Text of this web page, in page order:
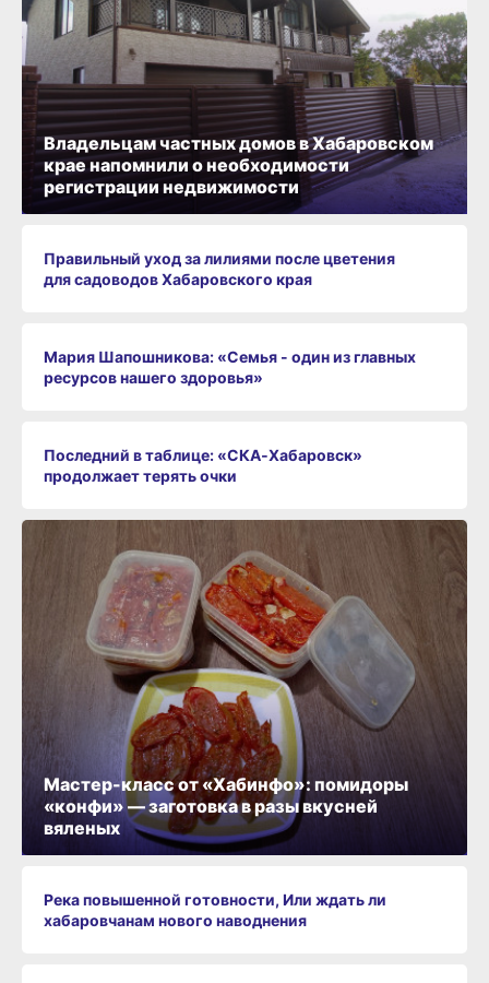
Владельцам частных домов в Хабаровском
крае напомнили о необходимости
регистрации недвижимости
Правильный уход за лилиями после цветения
для садоводов Хабаровского края
Мария Шапошникова: «Семья - один из главных
ресурсов нашего здоровья»
Последний в таблице: «СКА‑Хабаровск»
продолжает терять очки
Река повышенной готовности, Или ждать ли
хабаровчанам нового наводнения
Мастер-класс от «Хабинфо»: помидоры
«конфи» — заготовка в разы вкусней
вяленых